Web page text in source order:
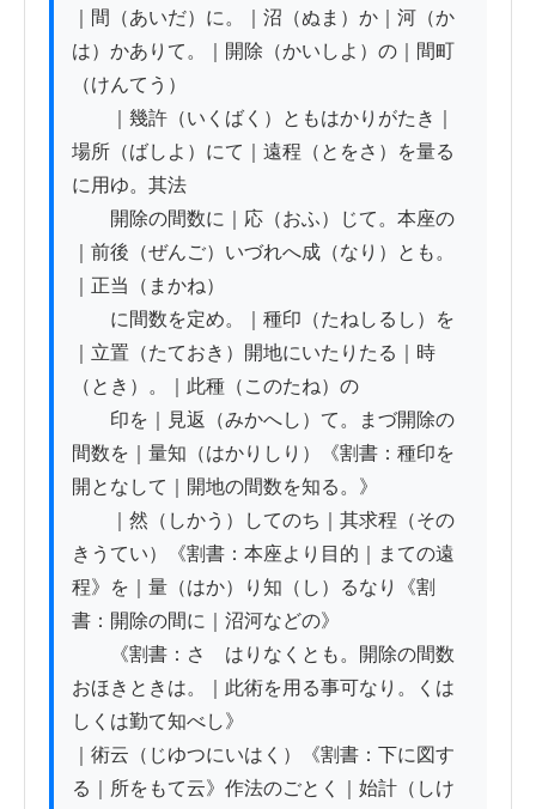
｜間（あいだ）に。｜沼（ぬま）か｜河（か
は）かありて。｜開除（かいしよ）の｜間町
（けんてう）
｜幾許（いくばく）ともはかりがたき｜
場所（ばしよ）にて｜遠程（とをさ）を量る
に用ゆ。其法
開除の間数に｜応（おふ）じて。本座の
｜前後（ぜんご）いづれへ成（なり）とも。
｜正当（まかね）
に間数を定め。｜種印（たねしるし）を
｜立置（たておき）開地にいたりたる｜時
（とき）。｜此種（このたね）の
印を｜見返（みかへし）て。まづ開除の
間数を｜量知（はかりしり）《割書：種印を
開となして｜開地の間数を知る。》
｜然（しかう）してのち｜其求程（その
きうてい）《割書：本座より目的｜まての遠
程》を｜量（はか）り知（し）るなり《割
書：開除の間に｜沼河などの》
《割書：さゝはりなくとも。開除の間数
おほきときは。｜此術を用る事可なり。くは
しくは勤て知べし》
｜術云（じゆつにいはく）《割書：下に図す
る｜所をもて云》作法のごとく｜始計（しけ